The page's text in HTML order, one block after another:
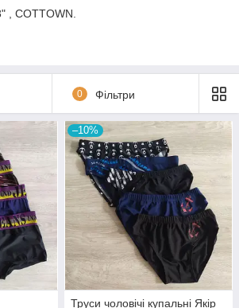
, COTTOWN.
0 Фільтри
–10%
Труси чоловічі купальні Якір